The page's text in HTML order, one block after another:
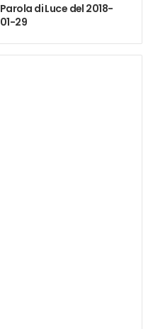
Parola di Luce del 2018-
01-29